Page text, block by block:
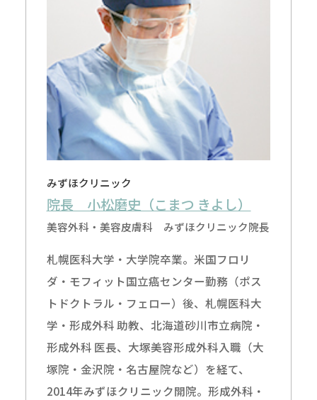
みずほクリニック
院長 小松磨史（こまつ きよし）
美容外科・美容皮膚科 みずほクリニック院長
札幌医科大学・大学院卒業。米国フロリ
ダ・モフィット国立癌センター勤務（ポス
トドクトラル・フェロー）後、札幌医科大
学・形成外科 助教、北海道砂川市立病院・
形成外科 医長、大塚美容形成外科入職（大
塚院・金沢院・名古屋院など）を経て、
2014年みずほクリニック開院。形成外科・